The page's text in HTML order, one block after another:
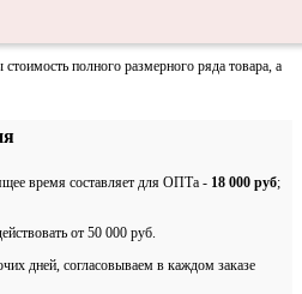
цена без учета скидки.
полного размерного ряда товара, а
время составляет для ОПТа - 18 000 руб;
от 50 000 руб.
дней, согласовываем в каждом заказе